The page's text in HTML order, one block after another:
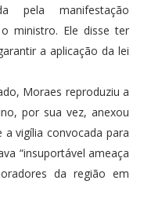
pela manifestação
ministro. Ele disse ter
a aplicação da lei
Moraes reproduziu a
por sua vez, anexou
vigília convocada para
“insuportável ameaça
da região em